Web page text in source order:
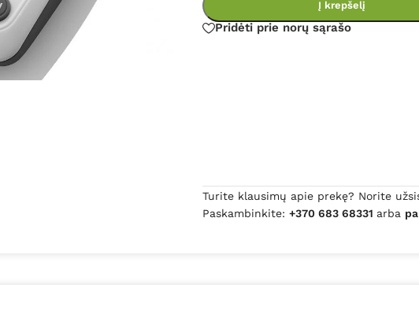
Į krepšelį
Pridėti prie norų sąrašo
Turite klausimų apie prekę? Norite
Paskambinkite:+370 683 68331 arba